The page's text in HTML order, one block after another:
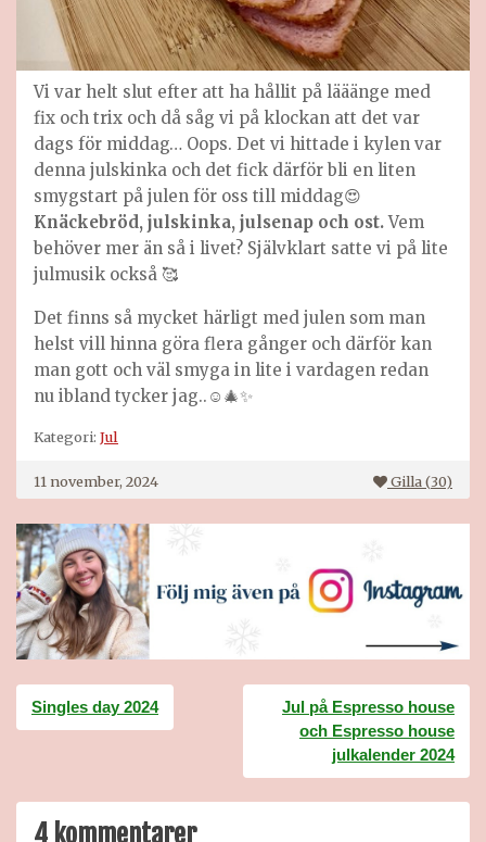
Vi var helt slut efter att ha hållit på lääänge med
fix och trix och då såg vi på klockan att det var
dags för middag… Oops. Det vi hittade i kylen var
denna julskinka och det fick därför bli en liten
smygstart på julen för oss till middag😍
Knäckebröd, julskinka, julsenap och ost.Vem
behöver mer än så i livet? Självklart satte vi på lite
julmusik också 🥰
Det finns så mycket härligt med julen som man
helst vill hinna göra flera gånger och därför kan
man gott och väl smyga in lite i vardagen redan
nu ibland tycker jag..☺️🎄✨
Kategori: Jul
11 november, 2024 Gilla (30)
Inläggsnavigering
Singles day 2024
Jul på Espresso house
och Espresso house
julkalender 2024
4 kommentarer